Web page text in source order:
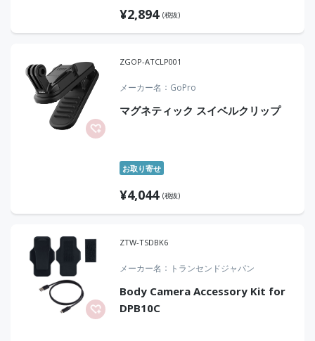
¥2,894 (税抜)
ZGOP-ATCLP001
メーカー名 GoPro
マグネティック スイベルクリップ
お取り寄せ
¥4,044 (税抜)
ZTW-TSDBK6
メーカー名 トランセンドジャパン
Body Camera Accessory Kit for
DPB10C